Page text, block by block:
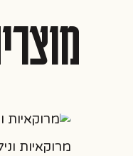
מרוקאיות